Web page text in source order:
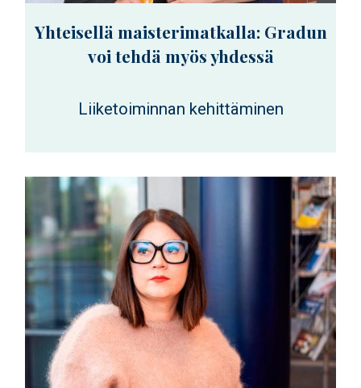
Yhteisellä maisterimatkalla: Gradun
voi tehdä myös yhdessä
Liiketoiminnan kehittäminen